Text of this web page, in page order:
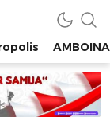
AMBOINA